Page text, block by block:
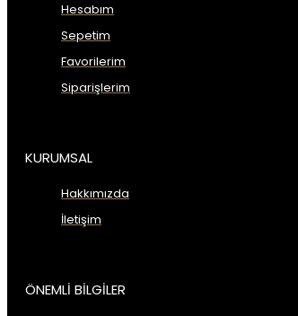
Hesabım
Sepetim
Favorilerim
Siparişlerim
KURUMSAL
Hakkımızda
İletişim
ÖNEMLİ BİLGİLER